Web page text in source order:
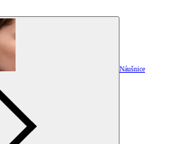
Náušnice